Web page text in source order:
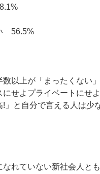
56.5%
数以上が「まったくない
にせよプライベートにせ
!」と自分で言える人は少
なれていない新社会人と